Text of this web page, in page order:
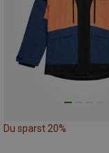
Du sparst 20%